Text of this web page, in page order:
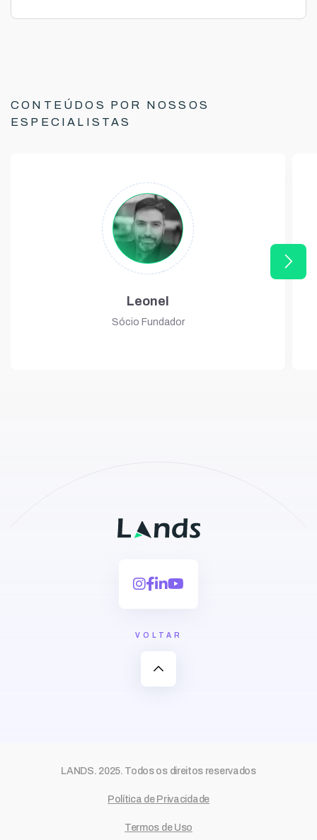
CONTEÚDOS POR NOSSOS
ESPECIALISTAS
Leonel
Sócio Fundador
arrow_forward_ios
VOLTAR
expand_less
LANDS. 2025. Todos os direitos reservados
Política de Privacidade
Termos de Uso